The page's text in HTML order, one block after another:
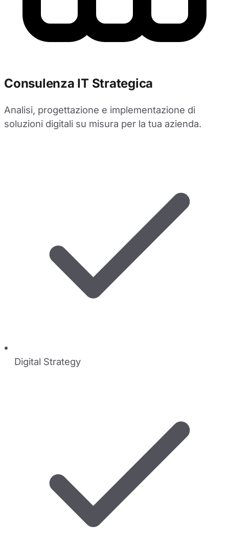
Consulenza IT Strategica
Analisi, progettazione e implementazione di
soluzioni digitali su misura per la tua azienda.
Digital Strategy